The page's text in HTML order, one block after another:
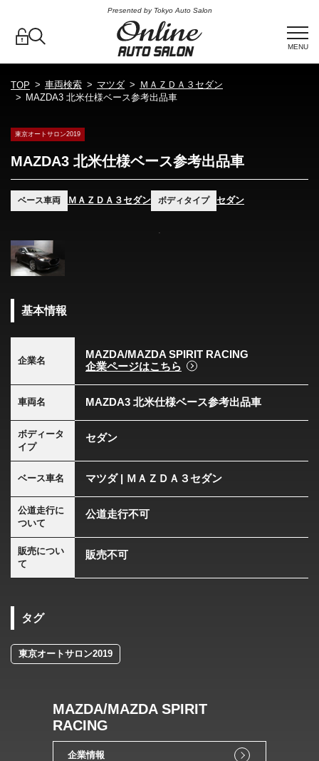
Presented by Tokyo Auto Salon
MENU
TOP 車両検索 マツダ
ＭＡＺＤＡ３セダン
MAZDA3 北米仕様ベース参考出品車
東京オートサロン2019
MAZDA3 北米仕様ベース参考出品車
ベース車両 ＭＡＺＤＡ３セダン ボディタイプ セダン
基本情報
企業名
MAZDA/MAZDA SPIRIT RACING
企業ページはこちら
車両名 MAZDA3 北米仕様ベース参考出品車
ボディータ
イプ
セダン
ベース車名 マツダ | ＭＡＺＤＡ３セダン
公道走行に
ついて
公道走行不可
販売につい
て
販売不可
タグ
東京オートサロン2019
MAZDA/MAZDA SPIRIT
RACING
企業情報